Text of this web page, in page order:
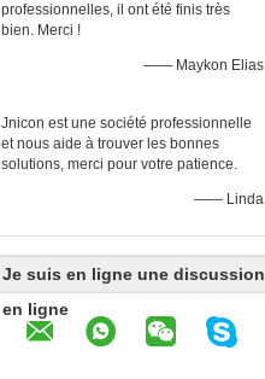
professionnelles, il ont été finis très
bien. Merci !
—— Maykon Elias
Jnicon est une société professionnelle
et nous aide à trouver les bonnes
solutions, merci pour votre patience.
—— Linda
Je suis en ligne une discussion
en ligne